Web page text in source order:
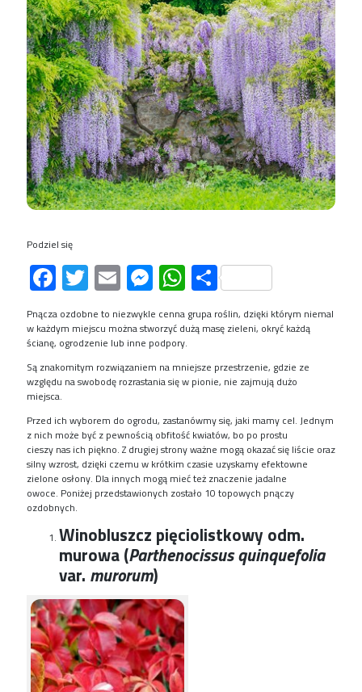
Podziel się
Facebook
Twitter
EmailMessenger
WhatsApp
Share
Pnącza ozdobne to niezwykle cenna grupa roślin, dzięki którym niemal
w każdym miejscu można stworzyć dużą masę zieleni, okryć każdą
ścianę, ogrodzenie lub inne podpory.
Są znakomitym rozwiązaniem na mniejsze przestrzenie, gdzie ze
względu na swobodę rozrastania się w pionie, nie zajmują dużo
miejsca.
Przed ich wyborem do ogrodu, zastanówmy się, jaki mamy cel. Jednym
z nich może być z pewnością obfitość kwiatów, bo po prostu
cieszy nas ich piękno. Z drugiej stronyważne mogą okazać się liście oraz
silny wzrost, dzięki czemu w krótkim czasie uzyskamy efektowne
zielone osłony. Dla innych mogą mieć też znaczenie jadalne
owoce. Poniżej przedstawionych zostało 10 topowych pnączy
ozdobnych.
Winobluszcz pięciolistkowy odm.
murowa (Parthenocissus quinquefolia
var. murorum)